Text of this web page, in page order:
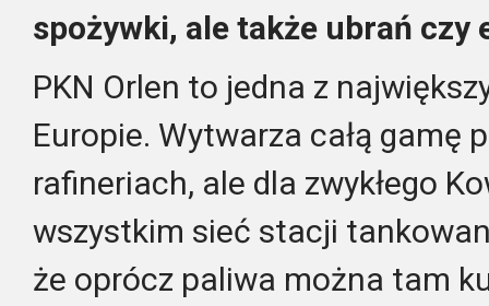
spożywki, ale także ubrań czy
PKN Orlen to jedna z
Europie. Wytwarza całą gamę
rafineriach, ale dla zwykłego
wszystkim sieć stacji
że oprócz paliwa można tam